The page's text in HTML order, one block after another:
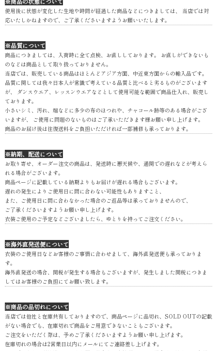
使用後に状態が変化した生地や時間が経過した商品などにつきましては、 当店では対
応いたしかねますので、ご了承くださいますようお願いいたします。
※品質について
商品につきましては、入荷時に全て点検、お直ししております。 お直しができないも
のなどは商品として取り扱っておりません。
当店では、販売している商品はほとんどアジア方面、中近東方面からの輸入品です。
品質に関しては我々日本人が常識で考えている品質と比べると劣るものがございます
が、 ダンスウエア、レッスンウエアなどとして使用可能な範囲で商品仕入れ、販売し
ております。
小さいシミ、汚れ、端などに多少の布のほつれや、チャコール跡等のある場合がござ
いますが、 ご使用に問題のないものはご了承いただきます様お願い申し上げます。
商品のお届け後は往復送料をご負担いただければ一部補修も承っております。
※納期、配送について
お取り寄せ、オーダー注文の商品は、発送時に悪天候や、通関での遅れなどが考えら
れる場合がございます。
商品ページに記載している納期よりもお届けが遅れる場合もございます。
遅れの発生によりご使用日に間に合わない可能性もありますこと、
また、ご使用日に間に合わなかった場合のご返品等は承っておりませんので、
ご了承くださいますようお願い申し上げます。
衣装ご使用のご予定などございましたら、ゆとりを持ってご注文ください。
※海外直発送便について
衣装のご使用日などお客様のご事情に合わせまして、海外直発送便も承っておりま
す。
海外直発送の場合、関税が発生する場合もございますが、発生しました関税につきま
してはお客様のご負担にてお願い致します。
※商品の品切れについて
当店では他社と在庫共有しておりますので、商品ページに品切れ、SOLD OUTの記載
がない場合でも、在庫切れで商品をご用意できないこともございます。
ご注文をいただく際は、予めご了承くださいますようお願い申し上げます。
在庫切れの場合は2営業日以内にメールにてご連絡差し上げます。